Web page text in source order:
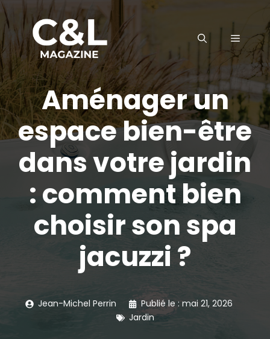
Aller
au
contenu
MENU
Aménager un
espace bien-être
dans votre jardin
: comment bien
choisir son spa
jacuzzi ?
Jean-Michel Perrin Publié le : mai 21, 2026
Jardin